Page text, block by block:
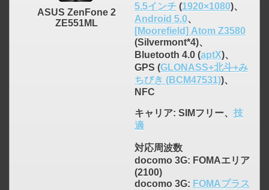
ASUS ZenFone 2
ZE551ML
5.5インチ(1920×1080)、
Android 5.0、
[Moorefield] Atom Z3580
(Silvermont*4)、
Bluetooth 4.0 (aptX)、
GPS (GLONASS+北斗+み
ちびき (BCM47531))、
NFC
キャリア: SIMフリー、 技
適
対応周波数
docomo 3G: FOMAエリア
(2100)
docomo 3G: FOMAプラス
click to expand contents